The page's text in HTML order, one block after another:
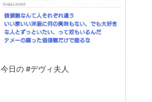
今日の #デヴィ夫人